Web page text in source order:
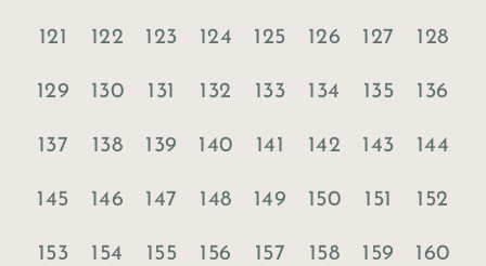
121 122 123 124 125 126 127 128
129 130 131 132 133 134 135 136
137 138 139 140 141 142 143 144
145 146 147 148 149 150 151 152
153 154 155 156 157 158 159 160